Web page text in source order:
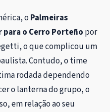
o Palmeiras
o Cerro Porteño por
o que complicou um
Contudo, o time
rodada dependendo
o lanterna do grupo, o
em relação ao seu